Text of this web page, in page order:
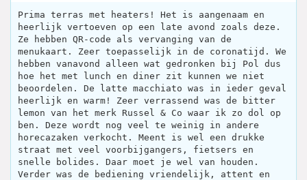
Prima terras met heaters! Het is aangenaam en
heerlijk vertoeven op een late avond zoals deze.
Ze hebben QR-code als vervanging van de
menukaart. Zeer toepasselijk in de coronatijd. We
hebben vanavond alleen wat gedronken bij Pol dus
hoe het met lunch en diner zit kunnen we niet
beoordelen. De latte macchiato was in ieder geval
heerlijk en warm! Zeer verrassend was de bitter
lemon van het merk Russel & Co waar ik zo dol op
ben. Deze wordt nog veel te weinig in andere
horecazaken verkocht. Meent is wel een drukke
straat met veel voorbijgangers, fietsers en
snelle bolides. Daar moet je wel van houden.
Verder was de bediening vriendelijk, attent en